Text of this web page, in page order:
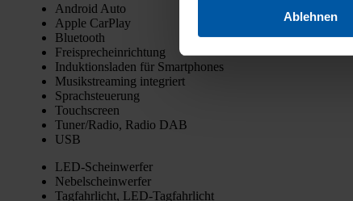
Ablehnen
Android Auto
Apple Car­Play
Blue­tooth
Frei­sprech­ein­rich­tung
Induk­ti­ons­la­den für Smart­phones
Musik­strea­ming inte­griert
Sprach­steue­rung
Touch­screen
Tuner/Radio, Radio DAB
USB
LED-Schein­wer­fer
Nebel­schein­wer­fer
Tag­fahr­licht, LED-Tag­fahr­licht